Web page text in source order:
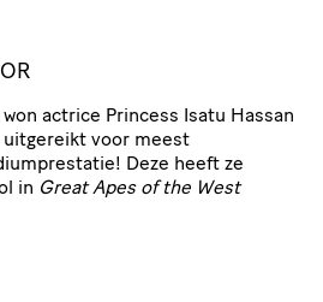
actrice Princess Isatu Hassan
uitgereikt voor meest
Deze heeft ze
in Great Apes of the West